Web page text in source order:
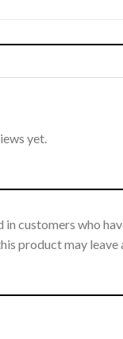
yet.
in customers who
product may leave